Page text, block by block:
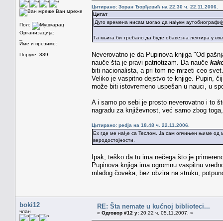
Ван мреже
Пол:
Организација:
Име и презиме:
Поруке: 889
Цитирано: Зоран Ђорђевић на 22.30 ч. 22.11.2006.
Цитат
Дуго времена нисам могао да нађем
Та књига би требало да буде обавезна лектира у
Neverovatno je da Pupinova knjiga "Od
nauče šta je pravi patriotizam. Da nauče
biti nacionalista, a pri tom ne mrzeti ceo svet.
Veliko je vaspitno dejstvo te knjige. Pupin,
može biti istovremeno uspešan u nauci, u
A i samo po sebi je prosto neverovatno i to
nagradu za književnost, već samo zbog
Цитирано: pedja на 18.48 ч. 22.11.2006.
Ех где ме нађе са Теслом. Ја сам опчињен њиме од
веродостојности.
Ipak, teško da tu ima nečega što je
Pupinova knjiga ima ogromnu vaspitnu
mladog čoveka, bez obzira na struku,
boki12
члан
RE: Šta nemate u kućnoj biblioteci...
« Одговор #12 у: 20.22 ч. 05.11.2007. »